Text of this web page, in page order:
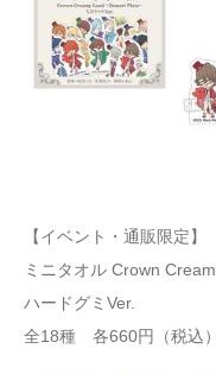
【イベント・通販限定】
ミニタオル Crown
ハードグミVer.
全18種 各660円（税込）